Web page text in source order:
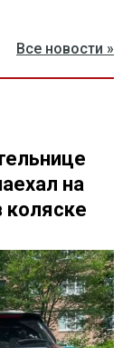
Все новости »
на